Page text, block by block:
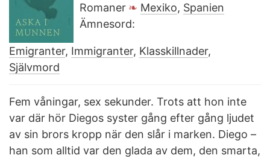
Romaner
Mexiko, Spanien
Ämnesord:
Emigranter, Immigranter, Klasskillnader,
Självmord
Fem våningar, sex sekunder. Trots att hon inte
var där hör Diegos syster gång efter gång ljudet
av sin brors kropp när den slår i marken. Diego –
han som alltid var den glada av dem, den smarta,